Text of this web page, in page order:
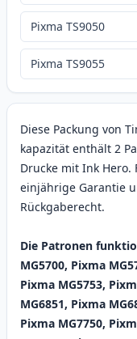
Diese Packung von
kapazität enthält 2
Drucke mit Ink
einjährige Garantie
Rückgaberecht.
Die Patronen
MG5700, Pixma
Pixma MG5753,
MG6851, Pixma
Pixma MG7750,
Pixma TS9050
Pixma TS9055